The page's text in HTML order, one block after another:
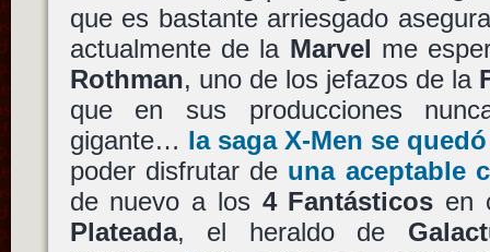
que es bastante arriesgado
actualmente de la Marvel me
Rothman, uno de los jefazos de la
que en sus producciones
gigante… la saga X-Men se
poder disfrutar de una aceptable
de nuevo a los 4 Fantásticos en
Plateada, el heraldo de